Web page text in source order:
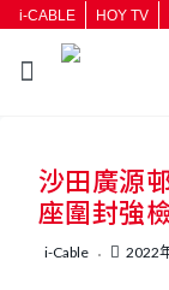
i-CABLE HOY TV
沙田廣源
座圍封強
i-Cable 2022